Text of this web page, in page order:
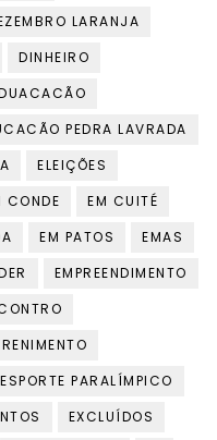
LARANJA
DINHEIRO
PEDRA LAVRADA
ELEIÇÕES
CONDE
EM CUITÉ
EM PATOS
EMAS
EMPREENDIMENTO
ESPORTE PARALÍMPICO
EXCLUÍDOS